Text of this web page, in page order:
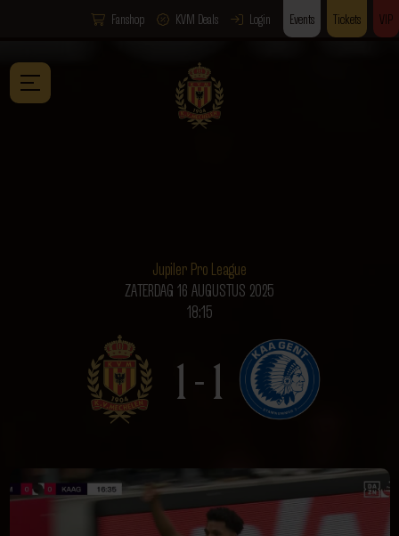
Fanshop KVM Deals Login Events Tickets VIP
Jupiler Pro League
ZATERDAG 16 AUGUSTUS 2025
18:15
1 - 1